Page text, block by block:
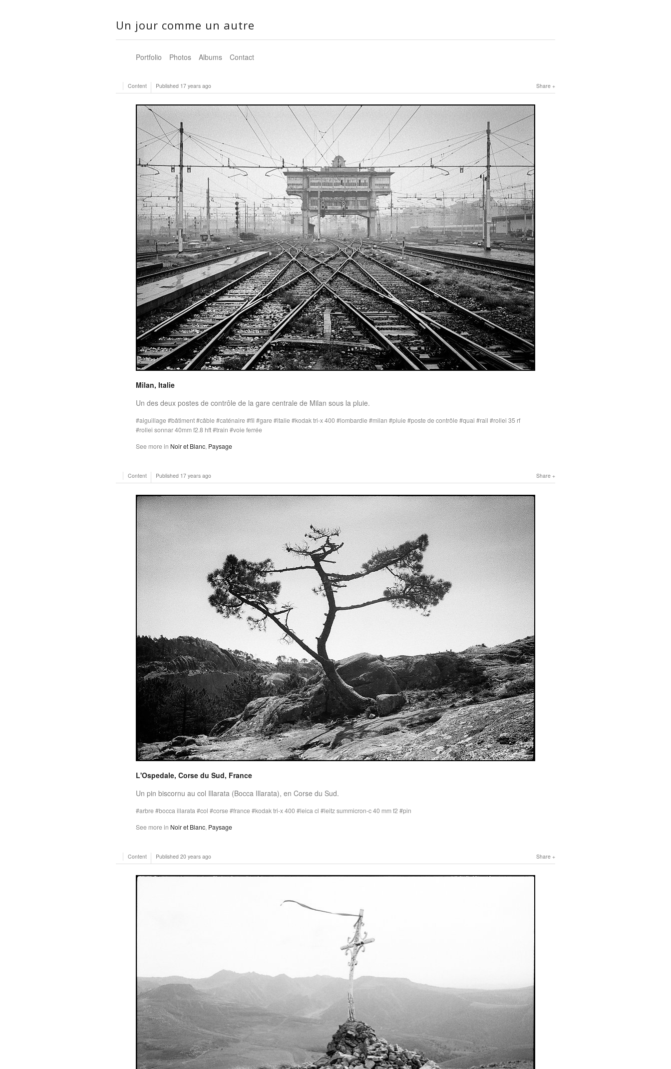
Un jour comme un autre
Portfolio Photos Albums Contact
Share
Content Published 17 years ago
Milan, Italie
Un des deux postes de contrôle de la gare centrale de Milan sous la pluie.
aiguillage bâtiment câble caténaire fil gare italie kodak tri-x 400 lombardie milan pluie poste de contrôle quai rail
rollei 35 rf
rollei sonnar 40mm f2.8 hft train
voie ferrée
See more in Noir et Blanc, Paysage
Share
Content Published 17 years ago
L'Ospedale, Corse du Sud, France
Un pin biscornu au col Illarata (Bocca Illarata), en Corse du Sud.
arbre bocca illarata col corse france kodak tri-x 400 leica cl leitz summicron-c 40 mm f2
pin
See more in Noir et Blanc, Paysage
Share
Content Published 20 years ago